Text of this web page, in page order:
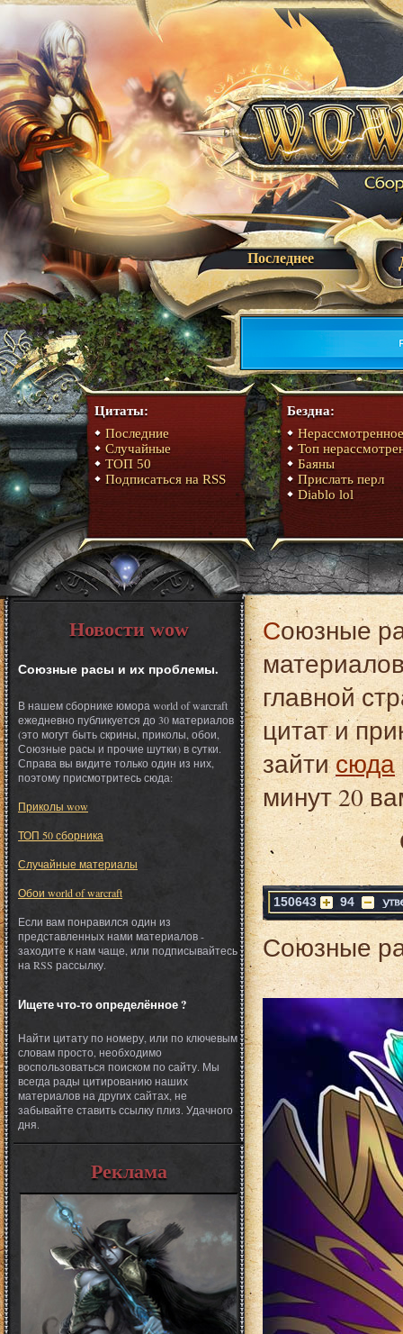
Последнее
Цитаты:
Последние
Случайные
ТОП 50
Подписаться на RSS
Бездна:
Нерассмотренное
Топ
Баяны
Прислать перл
Diablo lol
Новости wow
Союзные расы и их проблемы.
В нашем сборнике юмора world of warcraft
ежедневно публикуется до 30 материалов
(это могут быть скрины, приколы, обои,
Союзные расы и прочие шутки) в сутки.
Справа вы видите только один из них,
поэтому присмотритесь сюда:
Приколы wow
ТОП 50 сборника
Случайные материалы
Обои world of warcraft
Если вам понравился один из
представленных нами материалов -
заходите к нам чаще, или подписывайтесь
на RSS рассылку.
Ищете что-то определённое ?
Найти цитату по номеру, или по ключевым
словам просто, необходимо
воспользоваться поиском по сайту. Мы
всегда рады цитированию наших
материалов на других сайтах, не
забывайте ставить ссылку плиз. Удачного
дня.
Реклама
Союзные расы и их проблемы. Это один из
главной
цитат и
зайтисюда
минут 20
150643 94
Союзные